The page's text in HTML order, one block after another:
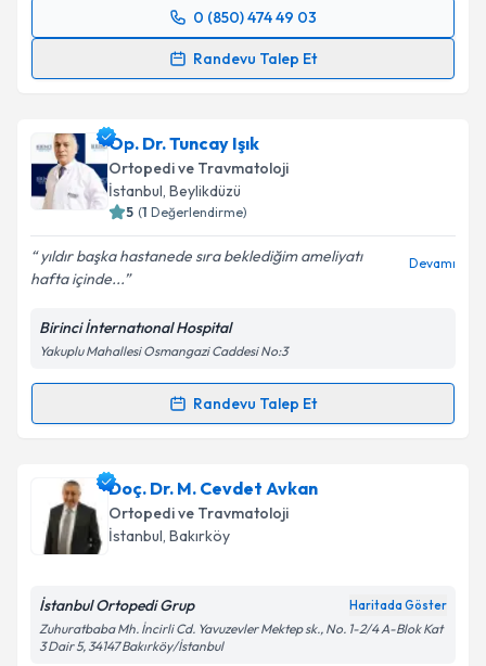
Takvim Talebini Gönder
0 (850) 474 49 03
Randevu Talep Et
Randevu Takvimi Talebi
takvim hazırlandığında e-posta ile bilgilendireceğiz.
E-posta Adresiniz
kapsamda işlenmesini kabul ediyorum.
Takvim Talebini Gönder
Op. Dr. Tuncay Işık
Ortopedi ve Travmatoloji
İstanbul, Beylikdüzü
5 (1 Değerlendirme)
yıldır başka hastanede sıra beklediğim ameliyatı
hafta içinde...
Devamı
Birinci İnternatıonal Hospital
Yakuplu Mahallesi Osmangazi Caddesi No:3
Randevu Talep Et
Randevu Takvimi Talebi
Op. Dr. Tuncay Işıkiçin randevu takvimi talebi
oluşturun. Size bu uzmandan randevu almanız için bir
takvim hazırlandığında e-posta ile bilgilendireceğiz.
Doç. Dr. M. Cevdet Avkan
Ortopedi ve Travmatoloji
İstanbul, Bakırköy
İstanbul Ortopedi Grup Haritada Göster
Zuhuratbaba Mh. İncirli Cd. Yavuzevler Mektep sk., No. 1-2/4 A-Blok Kat
3 Dair 5, 34147 Bakırköy/İstanbul